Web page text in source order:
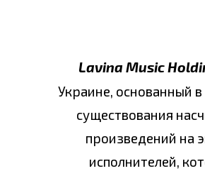
Lavina Music
Украине, основанный в
существования
произведений на
исполнителей,